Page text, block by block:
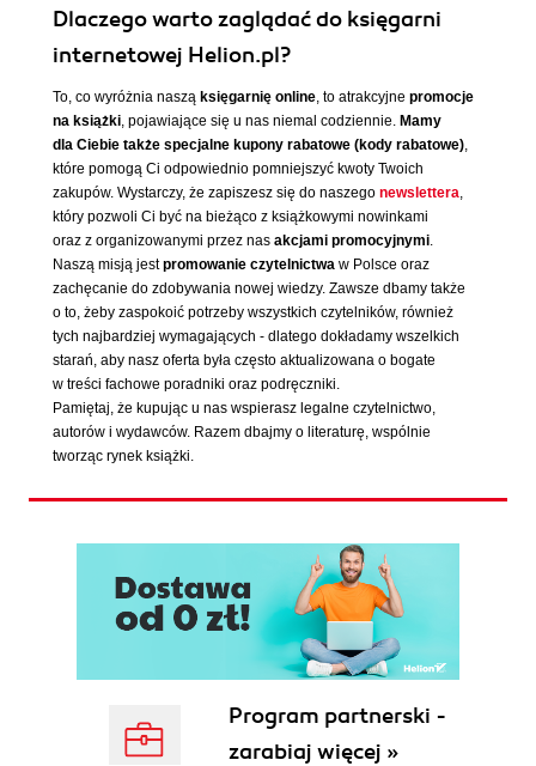
Dlaczego warto zaglądać do księgarni
internetowej Helion.pl?
To, co wyróżnia naszą księgarnię online, to atrakcyjne promocje
na książki, pojawiające się u nas niemal codziennie. Mamy
dla Ciebie także specjalne kupony rabatowe (kody rabatowe),
które pomogą Ci odpowiednio pomniejszyć kwoty Twoich
zakupów. Wystarczy, że zapiszesz się do naszego newslettera,
który pozwoli Ci być na bieżąco z książkowymi nowinkami
oraz z organizowanymi przez nas akcjami promocyjnymi.
Naszą misją jestpromowanie czytelnictwa w Polsce oraz
zachęcanie do zdobywania nowej wiedzy. Zawsze dbamy także
o to, żeby zaspokoić potrzeby wszystkich czytelników, również
tych najbardziej wymagających - dlatego dokładamy wszelkich
starań, aby nasz oferta była często aktualizowana o bogate
w treści fachowe poradniki oraz podręczniki.
Pamiętaj, że kupując u nas wspierasz legalne czytelnictwo,
autorów i wydawców. Razem dbajmy o literaturę, wspólnie
tworząc rynek książki.
Program partnerski -
zarabiaj więcej »